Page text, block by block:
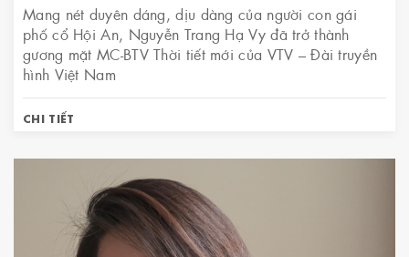
Mang nét duyên dáng, dịu dàng của người con gái
phố cổ Hội An, Nguyễn Trang Hạ Vy đã trở thành
gương mặt MC-BTV Thời tiết mới của VTV – Đài truyền
hình Việt Nam
CHI TIẾT